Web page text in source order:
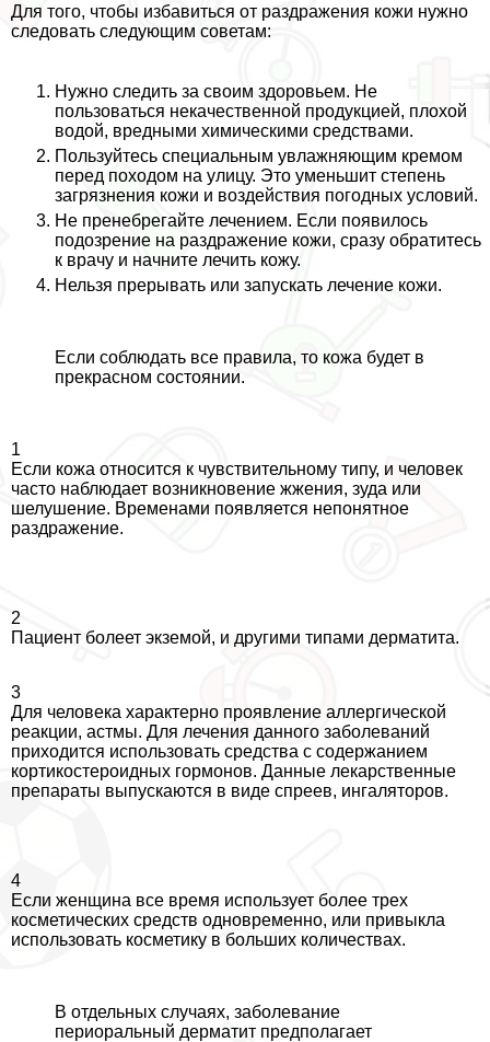
Для того, чтобы избавиться от раздражения кожи нужно
следовать следующим советам:
Нужно следить за своим здоровьем. Не
пользоваться некачественной продукцией, плохой
водой, вредными химическими средствами.
Пользуйтесь специальным увлажняющим кремом
перед походом на улицу. Это уменьшит степень
загрязнения кожи и воздействия погодных условий.
Не пренебрегайте лечением. Если появилось
подозрение на раздражение кожи, сразу обратитесь
к врачу и начните лечить кожу.
Нельзя прерывать или запускать лечение кожи.
Если соблюдать все правила, то кожа будет в
прекрасном состоянии.
1
Если кожа относится к чувствительному типу, и человек
часто наблюдает возникновение жжения, зуда или
шелушение. Временами появляется непонятное
раздражение.
2
Пациент болеет экземой, и другими типами дерматита.
3
Для человека хаpaктерно проявление аллергической
реакции, астмы. Для лечения данного заболеваний
приходится использовать средства с содержанием
кортикостероидных гормонов. Данные лекарственные
препараты выпускаются в виде спреев, ингаляторов.
4
Если женщина все время использует более трех
косметических средств одновременно, или привыкла
использовать косметику в больших количествах.
В отдельных случаях, заболевание
периopaльный дерматит предполагает